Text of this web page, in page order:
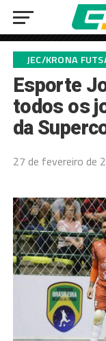
JEC/KRONA
Esporte
todos os
da
27 de fevereiro de